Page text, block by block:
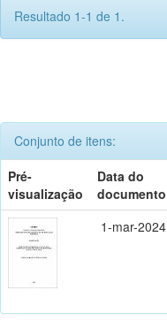
Resultado 1-1 de 1.
Conjunto de itens:
Pré-
visualização
Data do
documento
1-mar-2024